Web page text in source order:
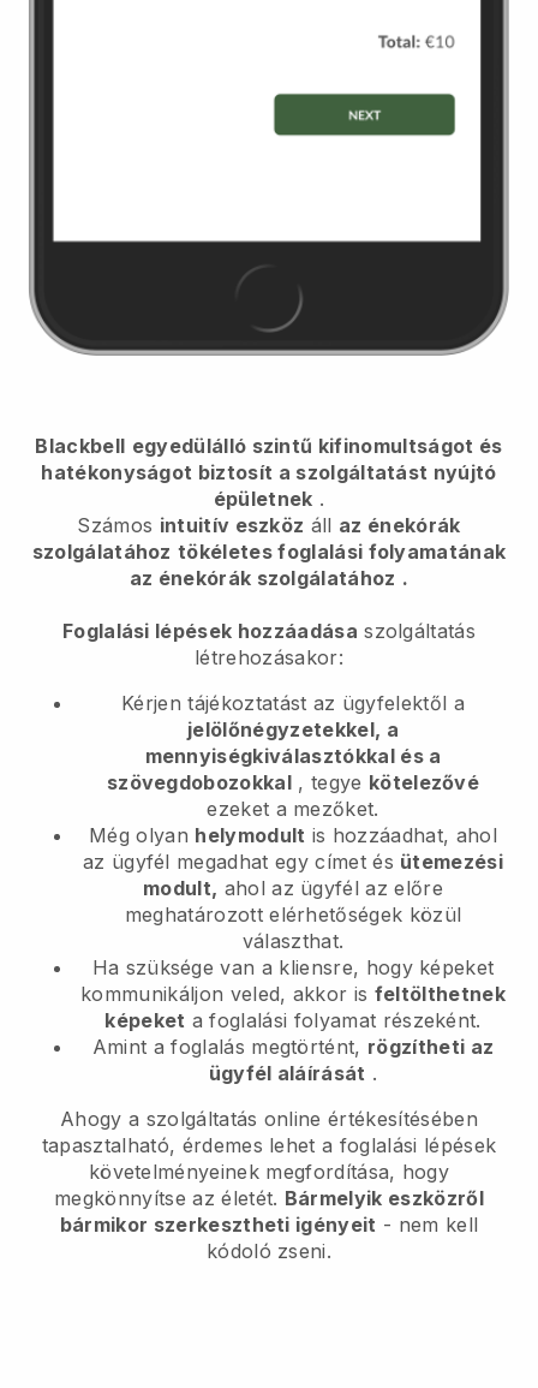
Blackbell egyedülálló szintű kifinomultságot és
hatékonyságot biztosít a szolgáltatást nyújtó
épületnek .
Számos intuitív eszköz áll az énekórák
szolgálatához tökéletes foglalási folyamatának
az énekórák szolgálatához .
Foglalási lépések hozzáadása szolgáltatás
létrehozásakor:
Kérjen tájékoztatást az ügyfelektől a
jelölőnégyzetekkel, a
mennyiségkiválasztókkal és a
szövegdobozokkal , tegye kötelezővé
ezeket a mezőket.
Még olyan helymodult is hozzáadhat, ahol
az ügyfél megadhat egy címet és ütemezési
modult, ahol az ügyfél az előre
meghatározott elérhetőségek közül
választhat.
Ha szüksége van a kliensre, hogy képeket
kommunikáljon veled, akkor is feltölthetnek
képeket a foglalási folyamat részeként.
Amint a foglalás megtörtént, rögzítheti az
ügyfél aláírását .
Ahogy a szolgáltatás online értékesítésében
tapasztalható, érdemes lehet a foglalási lépések
követelményeinek megfordítása, hogy
megkönnyítse az életét. Bármelyik eszközről
bármikor szerkesztheti igényeit - nem kell
kódoló zseni.